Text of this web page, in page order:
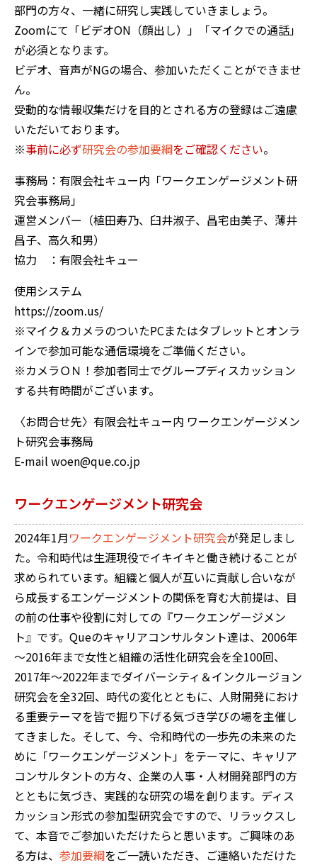
部門の方々、一緒に研究し実践していきましょう。
Zoomにて「ビデオON（顔出し）」「マイクでの通話」
が必須となります。
ビデオ、音声がNGの場合、参加いただくことができませ
ん。
受動的な情報収集だけを目的とされる方の登録はご遠慮
いただいております。
※事前に必ず研究会の参加要綱をご確認ください。
事務局：有限会社キュー内「ワークエンゲージメント研
究会事務局」
運営メンバー（植田寿乃、臼井淑子、昌宅由美子、薄井
昌子、高久和男）
協力 ：有限会社キュー
使用システム
https://zoom.us/
※マイク＆カメラのついたPCまたはタブレットとオンラ
インで参加可能な通信環境をご準備ください。
※カメラＯＮ！参加者同士でグループディスカッション
する共有時間がございます。
〈お問合せ先〉有限会社キュー内 ワークエンゲージメン
ト研究会事務局
E-mail woen@que.co.jp
ワークエンゲージメント研究会
2024年1月ワークエンゲージメント研究会が発足しまし
た。令和時代は生涯現役でイキイキと働き続けることが
求められています。組織と個人が互いに貢献し合いなが
ら成長するエンゲージメントの関係を育む大前提は、目
の前の仕事や役割に対しての『ワークエンゲージメン
ト』です。Queのキャリアコンサルタント達は、2006年
～2016年まで女性と組織の活性化研究会を全100回、
2017年～2022年までダイバーシティ＆インクルージョン
研究会を全32回、時代の変化とともに、人財開発におけ
る重要テーマを皆で掘り下げる気づき学びの場を主催し
てきました。そして、今、令和時代の一歩先の未来のた
めに「ワークエンゲージメント」をテーマに、キャリア
コンサルタントの方々、企業の人事・人材開発部門の方
とともに気づき、実践的な研究の場を創ります。ディス
カッション形式の参加型研究会ですので、リラックスし
て、本音でご参加いただけたらと思います。ご興味のあ
る方は、 参加要綱をご一読いただき、ご連絡いただけた